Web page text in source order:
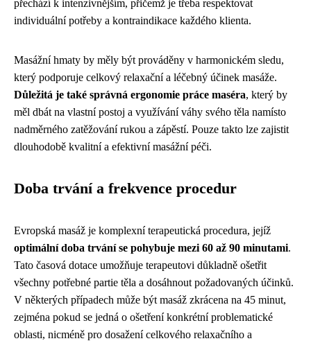
přechází k intenzivnějším, přičemž je třeba respektovat
individuální potřeby a kontraindikace každého klienta.
Masážní hmaty by měly být prováděny v harmonickém sledu,
který podporuje celkový relaxační a léčebný účinek masáže.
Důležitá je také správná ergonomie práce maséra, který by
měl dbát na vlastní postoj a využívání váhy svého těla namísto
nadměrného zatěžování rukou a zápěstí. Pouze takto lze zajistit
dlouhodobě kvalitní a efektivní masážní péči.
Doba trvání a frekvence procedur
Evropská masáž je komplexní terapeutická procedura, jejíž
optimální doba trvání se pohybuje mezi 60 až 90 minutami.
Tato časová dotace umožňuje terapeutovi důkladně ošetřit
všechny potřebné partie těla a dosáhnout požadovaných účinků.
V některých případech může být masáž zkrácena na 45 minut,
zejména pokud se jedná o ošetření konkrétní problematické
oblasti, nicméně pro dosažení celkového relaxačního a